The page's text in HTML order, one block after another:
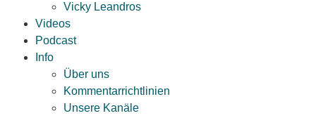
Vicky Leandros
Videos
Podcast
Info
Über uns
Kommentarrichtlinien
Unsere Kanäle